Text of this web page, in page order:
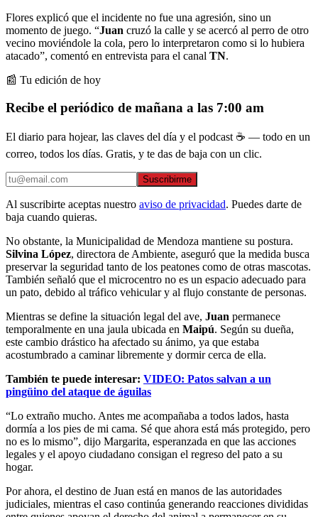
Flores explicó que el incidente no fue una agresión, sino un
momento de juego. “Juan cruzó la calle y se acercó al perro de otro
vecino moviéndole la cola, pero lo interpretaron como si lo hubiera
atacado”, comentó en entrevista para el canal TN.
📰 Tu edición de hoy
Recibe el periódico de mañana a las 7:00 am
El diario para hojear, las claves del día y el podcast ☕ — todo en un
correo, todos los días. Gratis, y te das de baja con un clic.
Suscribirme
Al suscribirte aceptas nuestro aviso de privacidad. Puedes darte de
baja cuando quieras.
No obstante, la Municipalidad de Mendoza mantiene su postura.
Silvina López, directora de Ambiente, aseguró que la medida busca
preservar la seguridad tanto de los peatones como de otras mascotas.
También señaló que el microcentro no es un espacio adecuado para
un pato, debido al tráfico vehicular y al flujo constante de personas.
Mientras se define la situación legal del ave, Juan permanece
temporalmente en una jaula ubicada en Maipú. Según su dueña,
este cambio drástico ha afectado su ánimo, ya que estaba
acostumbrado a caminar libremente y dormir cerca de ella.
También te puede interesar: VIDEO: Patos salvan a un
pingüino del ataque de águilas
“Lo extraño mucho. Antes me acompañaba a todos lados, hasta
dormía a los pies de mi cama. Sé que ahora está más protegido, pero
no es lo mismo”, dijo Margarita, esperanzada en que las acciones
legales y el apoyo ciudadano consigan el regreso del pato a su
hogar.
Por ahora, el destino de Juan está en manos de las autoridades
judiciales, mientras el caso continúa generando reacciones divididas